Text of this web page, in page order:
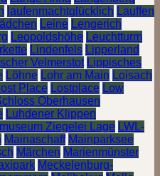
laufenmachtglücklich Lauffen
Leine Lengerich
Leopoldshöhe Leuchtturm
Lindenfels Lipperland
Velmerstot Lippisches
Löhne Lohr am Main Loisach
Place Lostplace Low
Oberhausen
Luhdener Klippen
Ziegelei Lage LWL-
Mainaschaff Mainparksee
Märchen Marienmünster
Meckelenburg-